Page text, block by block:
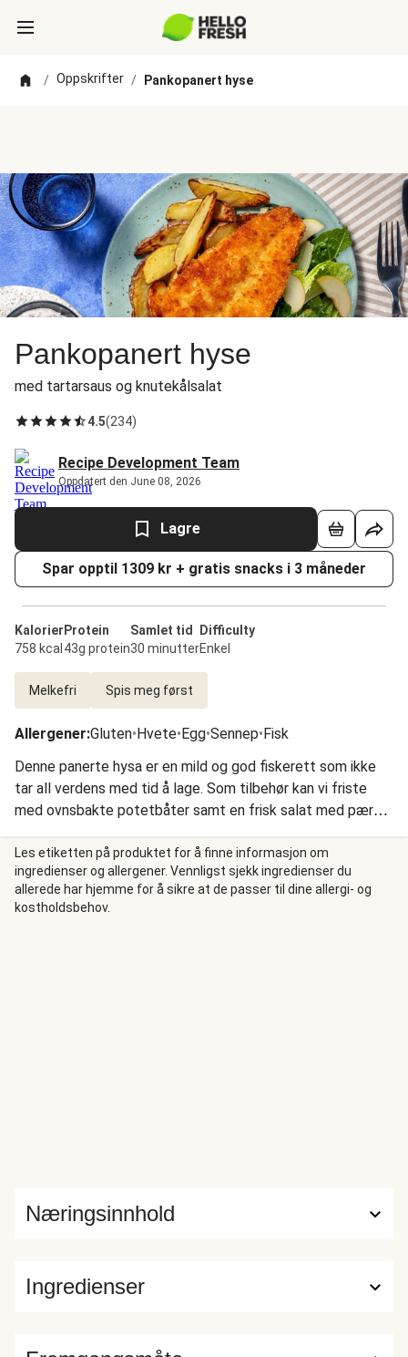
/ Oppskrifter / Pankopanert hyse
Pankopanert hyse
med tartarsaus og knutekålsalat
4.5(234)
Recipe Development Team
Oppdatert den June 08, 2026
Lagre
Spar opptil 1309 kr + gratis snacks i 3 måneder
Kalorier
758 kcal
Protein
43g protein
Samlet tid
30 minutter
Difficulty
Enkel
Melkefri Spis meg først
Allergener:Gluten•Hvete•Egg•Sennep•Fisk
Denne panerte hysa er en mild og god fiskerett som ikke
tar all verdens med tid å lage. Som tilbehør kan vi friste
med ovnsbakte potetbåter samt en frisk salat med pære
og knutekål. Fisken toppes med en tartarsaus med
estragon og en skvett sitrusfrukt, som er prikken over i-en i
denne retten.
Les etiketten på produktet for å finne informasjon om
ingredienser og allergener. Vennligst sjekk ingredienser du
allerede har hjemme for å sikre at de passer til dine allergi- og
kostholdsbehov.
Ingredienser
Næringsinnhold